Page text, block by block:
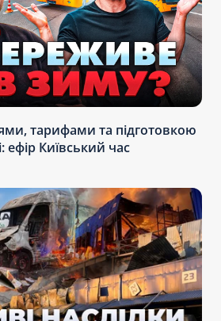
тарифами та підготовкою
Київський час